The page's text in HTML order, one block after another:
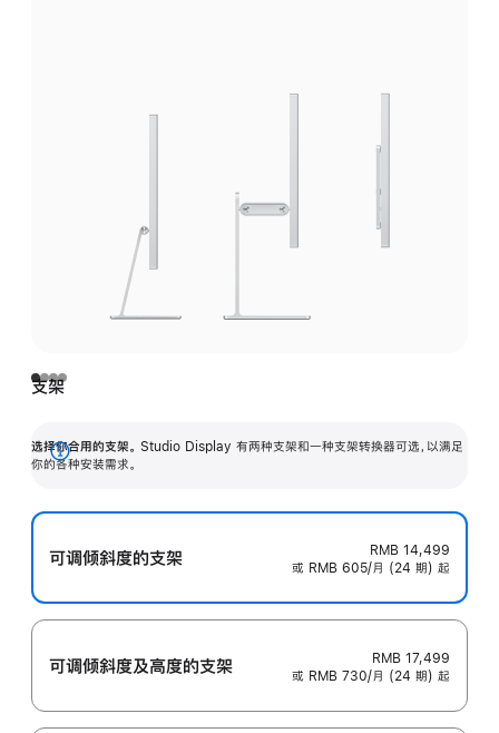
支架
选择你合用的支架。 Studio Display 有两种支架和一种支架转换器可选，以满足
你的各种安装需求。
展
可调倾斜度的支架
RMB 14,499
或 RMB 605/月 (24 期) 起
可调倾斜度及高‍度的支‍架
RMB 17,499
或 RMB 730/月 (24 期) 起